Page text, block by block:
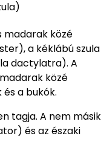
madarak közé
a kéklábú szula
dactylatra). A
közé
a bukók.
tagja. A nem másik
és az északi